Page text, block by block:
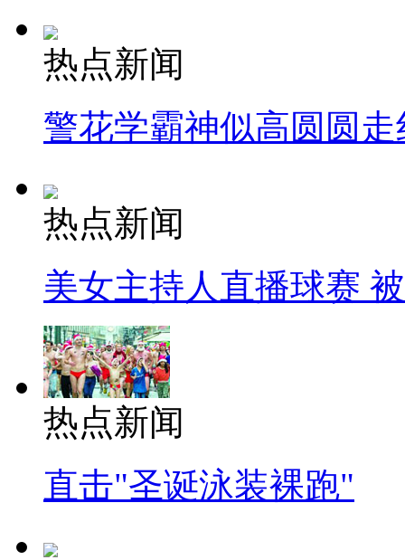
热点新闻
警花学霸神似高圆圆走
热点新闻
美女主持人直播球赛
热点新闻
直击"圣诞泳装裸跑"